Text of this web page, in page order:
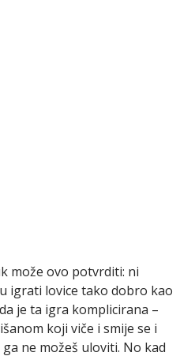
može ovo potvrditi: ni
igrati lovice tako dobro kao
je ta igra komplicirana –
koji viče i smije se i
ne možeš uloviti. No kad